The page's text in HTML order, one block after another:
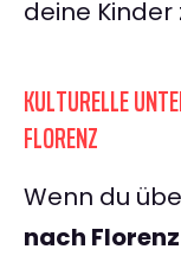
deine Kinder
KULTURELLE
FLORENZ
Wenn du
nach Florenz